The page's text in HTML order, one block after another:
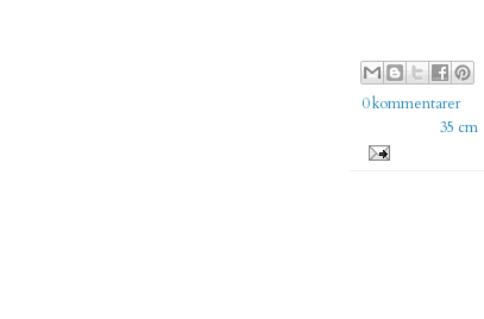
0 kommentarer
35 cm,